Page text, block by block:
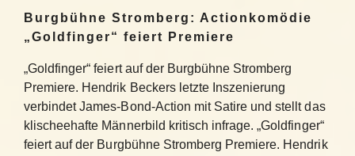
Burgbühne Stromberg: Actionkomödie
„Goldfinger“ feiert Premiere
„Goldfinger“ feiert auf der Burgbühne Stromberg
Premiere. Hendrik Beckers letzte Inszenierung
verbindet James-Bond-Action mit Satire und stellt das
klischeehafte Männerbild kritisch infrage. „Goldfinger“
feiert auf der Burgbühne Stromberg Premiere. Hendrik